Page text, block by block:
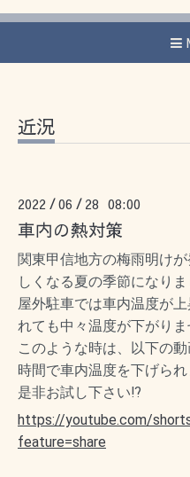
近況
2022 /06 / 28 08:00
車内の熱対策
関東甲信地方の梅雨明け
しくなる夏の季節になりま
屋外駐車では車内温度が
れても中々温度が下がりま
このような時は、以下の
時間で車内温度を下げられ
是非お試し下さい⁉
https://youtube.com/
feature=share